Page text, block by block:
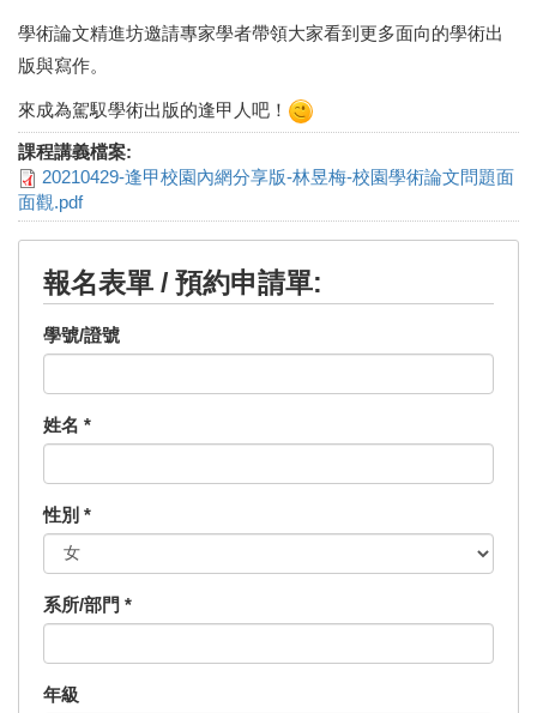
學術論文精進坊邀請專家學者帶領大家看到更多面向的學術出
版與寫作。
來成為駕馭學術出版的逢甲人吧！
課程講義檔案:
20210429-逢甲校園內網分享版-林昱梅-校園學術論文問題面
面觀.pdf
報名表單 / 預約申請單:
學號/證號
姓名 *
性別 *
系所/部門 *
年級